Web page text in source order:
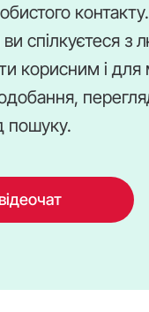
спілкуєтеся
корисним і для
пошуку.